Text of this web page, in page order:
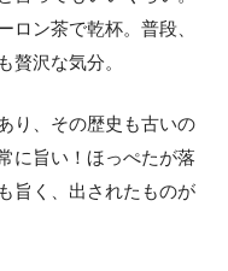
ロン茶で乾杯。普段、
贅沢な気分。
り、その歴史も古いの
に旨い！ほっぺたが落
旨く、出されたものが